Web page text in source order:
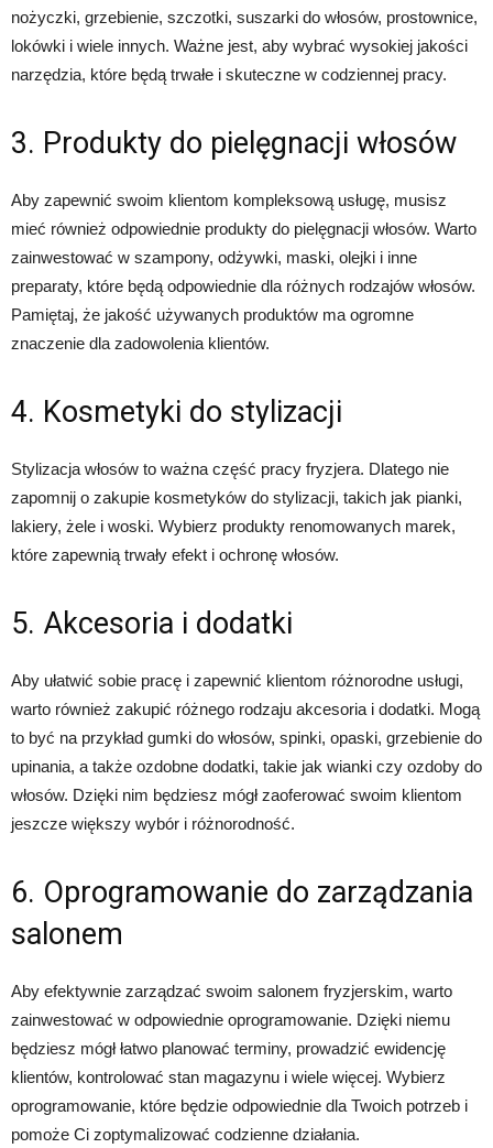
nożyczki, grzebienie, szczotki, suszarki do włosów, prostownice,
lokówki i wiele innych. Ważne jest, aby wybrać wysokiej jakości
narzędzia, które będą trwałe i skuteczne w codziennej pracy.
3. Produkty do pielęgnacji włosów
Aby zapewnić swoim klientom kompleksową usługę, musisz
mieć również odpowiednie produkty do pielęgnacji włosów. Warto
zainwestować w szampony, odżywki, maski, olejki i inne
preparaty, które będą odpowiednie dla różnych rodzajów włosów.
Pamiętaj, że jakość używanych produktów ma ogromne
znaczenie dla zadowolenia klientów.
4. Kosmetyki do stylizacji
Stylizacja włosów to ważna część pracy fryzjera. Dlatego nie
zapomnij o zakupie kosmetyków do stylizacji, takich jak pianki,
lakiery, żele i woski. Wybierz produkty renomowanych marek,
które zapewnią trwały efekt i ochronę włosów.
5. Akcesoria i dodatki
Aby ułatwić sobie pracę i zapewnić klientom różnorodne usługi,
warto również zakupić różnego rodzaju akcesoria i dodatki. Mogą
to być na przykład gumki do włosów, spinki, opaski, grzebienie do
upinania, a także ozdobne dodatki, takie jak wianki czy ozdoby do
włosów. Dzięki nim będziesz mógł zaoferować swoim klientom
jeszcze większy wybór i różnorodność.
6. Oprogramowanie do zarządzania
salonem
Aby efektywnie zarządzać swoim salonem fryzjerskim, warto
zainwestować w odpowiednie oprogramowanie. Dzięki niemu
będziesz mógł łatwo planować terminy, prowadzić ewidencję
klientów, kontrolować stan magazynu i wiele więcej. Wybierz
oprogramowanie, które będzie odpowiednie dla Twoich potrzeb i
pomoże Ci zoptymalizować codzienne działania.